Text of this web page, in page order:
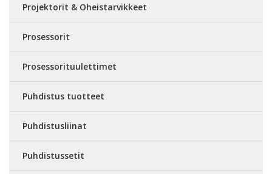
Projektorit & Oheistarvikkeet
Prosessorit
Prosessorituulettimet
Puhdistus tuotteet
Puhdistusliinat
Puhdistussetit